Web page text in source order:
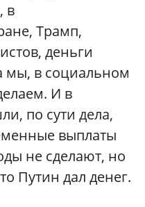
в
Трамп,
деньги
мы, в социальном
И в
по сути дела,
выплаты
не сделают, но
Путин дал денег.